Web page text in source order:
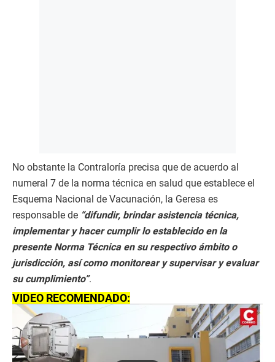
No obstante la Contraloría precisa que de acuerdo al
numeral 7 de la norma técnica en salud que establece el
Esquema Nacional de Vacunación, la Geresa es
responsable de “difundir, brindar asistencia técnica,
implementar y hacer cumplir lo establecido en la
presente Norma Técnica en su respectivo ámbito o
jurisdicción, así como monitorear y supervisar y evaluar
su cumplimiento”.
VIDEO RECOMENDADO: